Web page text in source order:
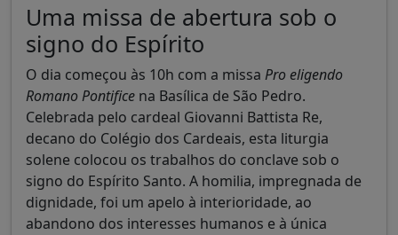
Uma missa de abertura sob o
signo do Espírito
O dia começou às 10h com a missa Pro eligendo
Romano Pontifice na Basílica de São Pedro.
Celebrada pelo cardeal Giovanni Battista Re,
decano do Colégio dos Cardeais, esta liturgia
solene colocou os trabalhos do conclave sob o
signo do Espírito Santo. A homilia, impregnada de
dignidade, foi um apelo à interioridade, ao
abandono dos interesses humanos e à única